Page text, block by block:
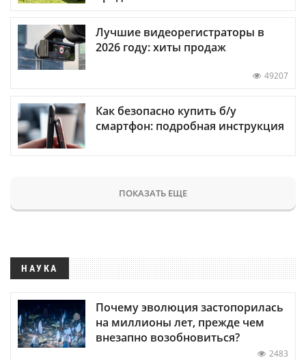
Лучшие видеорегистраторы в
2026 году: хиты продаж
49207
Как безопасно купить б/у
смартфон: подробная инструкция
ПОКАЗАТЬ ЕЩЕ
НАУКА
Почему эволюция застопорилась
на миллионы лет, прежде чем
внезапно возобновиться?
2483